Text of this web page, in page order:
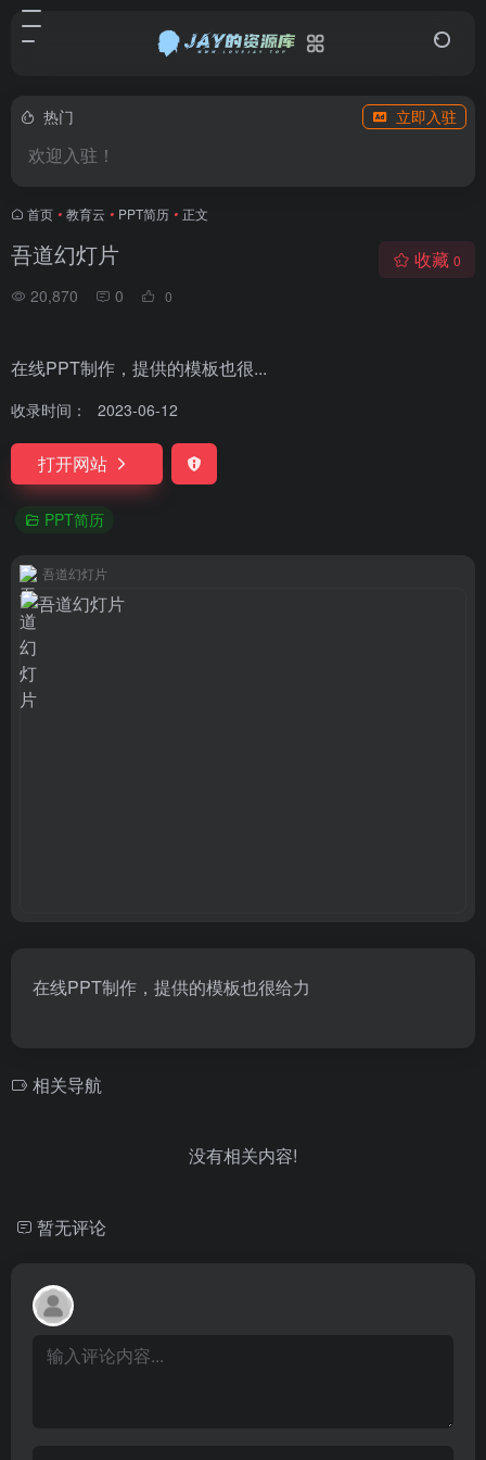
热门 立即入驻
欢迎入驻！
首页 • 教育云 • PPT简历 • 正文
吾道幻灯片
20,870 0 0
收藏 0
在线PPT制作，提供的模板也很...
收录时间： 2023-06-12
打开网站
PPT简历
吾道幻灯片
在线PPT制作，提供的模板也很给力
相关导航
没有相关内容!
暂无评论